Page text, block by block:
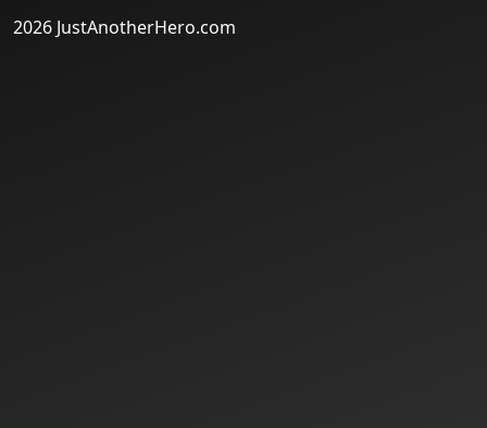
2026 JustAnotherHero.com